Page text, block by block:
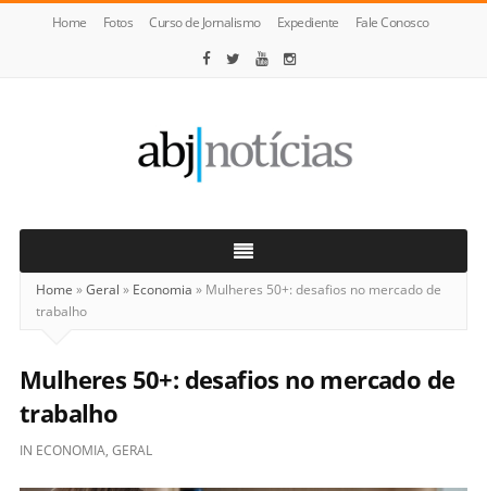
Home Fotos Curso de Jornalismo Expediente Fale Conosco
Notícias
Home »Geral » Economia » Mulheres 50+: desafios no mercado de
trabalho
Mulheres 50+: desafios no mercado de
trabalho
IN ECONOMIA, GERAL